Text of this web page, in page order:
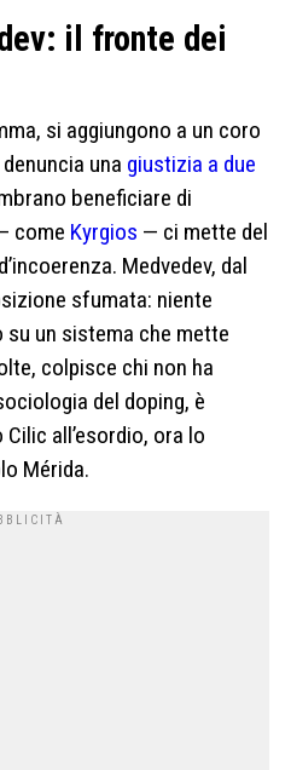
il fronte dei
si aggiungono a un coro
una giustizia a due
beneficiare di
come Kyrgios — ci mette del
Medvedev, dal
sfumata: niente
un sistema che mette
colpisce chi non ha
del doping, è
all’esordio, ora lo
Mérida.